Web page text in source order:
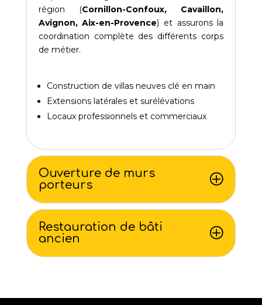
région (Cornillon-Confoux, Cavaillon,
Avignon, Aix-en-Provence) et assurons la
coordination complète des différents corps
de métier.
Construction de villas neuves clé en main
Extensions latérales et surélévations
Locaux professionnels et commerciaux
Ouverture de murs
porteurs
Restauration de bâti
ancien